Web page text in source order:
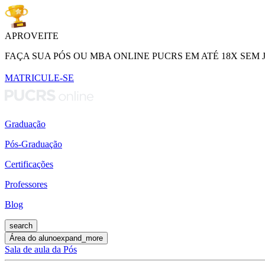
APROVEITE
FAÇA SUA PÓS OU MBA ONLINE PUCRS EM ATÉ 18X SEM
MATRICULE-SE
Graduação
Pós-Graduação
Certificações
Professores
Blog
search
Área do alunoexpand_more
Sala de aula da Pós